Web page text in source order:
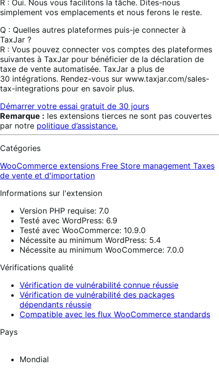
R : Oui. Nous vous facilitons la tâche. Dites-nous
simplement vos emplacements et nous ferons le reste.
Q : Quelles autres plateformes puis-je connecter à
TaxJar ?
R : Vous pouvez connecter vos comptes des plateformes
suivantes à TaxJar pour bénéficier de la déclaration de
taxe de vente automatisée. TaxJar a plus de
30 intégrations. Rendez-vous sur www.taxjar.com/sales-
tax-integrations pour en savoir plus.
Démarrer votre essai gratuit de 30 jours
Remarque : les extensions tierces ne sont pas couvertes
par notre politique d’assistance.
Catégories
WooCommerce extensions Free Store management Taxes
de vente et d'importation
Informations sur l'extension
Version PHP requise: 7.0
Testé avec WordPress: 6.9
Testé avec WooCommerce: 10.9.0
Nécessite au minimum WordPress: 5.4
Nécessite au minimum WooCommerce: 7.0.0
Vérifications qualité
Vérification de vulnérabilité connue réussie
Vérification de vulnérabilité des packages
dépendants réussie
Compatible avec les flux WooCommerce standards
Pays
Mondial